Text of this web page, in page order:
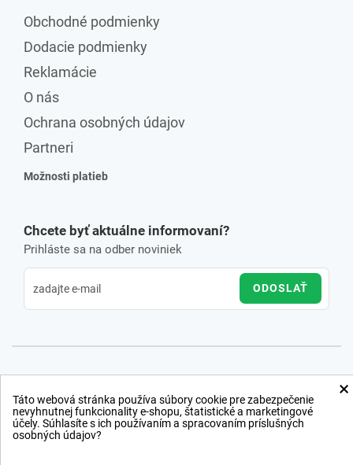
Obchodné podmienky
Dodacie podmienky
Reklamácie
O nás
Ochrana osobných údajov
Partneri
Možnosti platieb
Chcete byť aktuálne informovaní?
Prihláste sa na odber noviniek
ODOSLAŤ
×
Táto webová stránka používa súbory cookie pre zabezpečenie
nevyhnutnej funkcionality e-shopu, štatistické a marketingové
účely. Súhlasíte s ich používaním a spracovaním príslušných
osobných údajov?